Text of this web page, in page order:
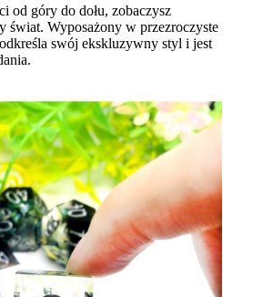
od góry do dołu, zobaczysz
świat. Wyposażony w przezroczyste
swój ekskluzywny styl i jest